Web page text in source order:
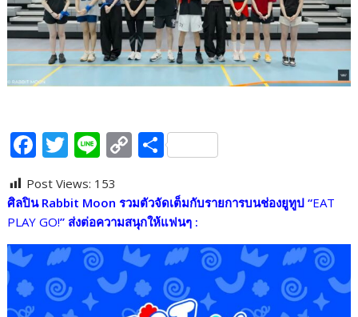
F
e
b
o
o
k
T
itt
er
Li
e
C
p
y
Li
n
k
S
ar
e
Post Views: 153
ศิลปิน Rabbit Moon รวมตัวจัดเต็มกับรายการบนช่องยูทูป “EAT
PLAY GO!” ส่งต่อความสนุกให้แฟนๆ :